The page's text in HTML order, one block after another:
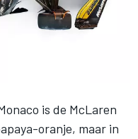
is de McLaren
oranje, maar in